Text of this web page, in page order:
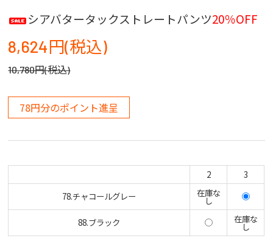
シアバタータックストレートパンツ20％OFF
8,624円(税込)
10,780円(税込)
78円分のポイント進呈
2
3
78.チャコールグレー
在庫な
し
88.ブラック
在庫な
し